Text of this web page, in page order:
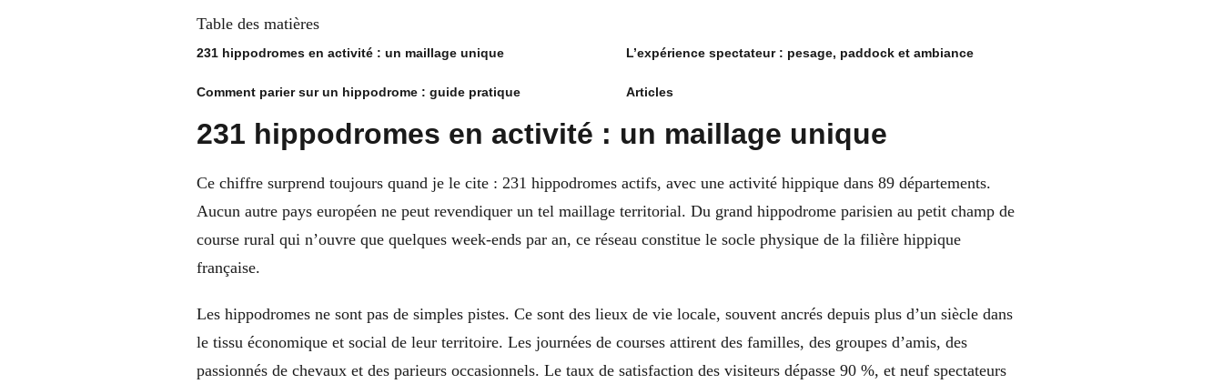
Table des matières
231 hippodromes en activité : un maillage unique
Comment parier sur un hippodrome : guide pratique
L’expérience spectateur : pesage, paddock et ambiance
Articles
231 hippodromes en activité : un maillage unique
Ce chiffre surprend toujours quand je le cite : 231 hippodromes actifs, avec une activité hippique dans 89 départements.
Aucun autre pays européen ne peut revendiquer un tel maillage territorial. Du grand hippodrome parisien au petit champ de
course rural qui n’ouvre que quelques week-ends par an, ce réseau constitue le socle physique de la filière hippique
française.
Les hippodromes ne sont pas de simples pistes. Ce sont des lieux de vie locale, souvent ancrés depuis plus d’un siècle dans
le tissu économique et social de leur territoire. Les journées de courses attirent des familles, des groupes d’amis, des
passionnés de chevaux et des parieurs occasionnels. Le taux de satisfaction des visiteurs dépasse 90 %, et neuf spectateurs